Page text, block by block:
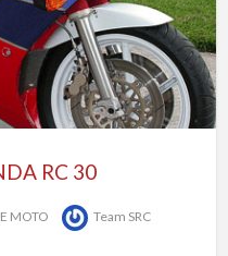
RC 30
MOTO
Team SRC